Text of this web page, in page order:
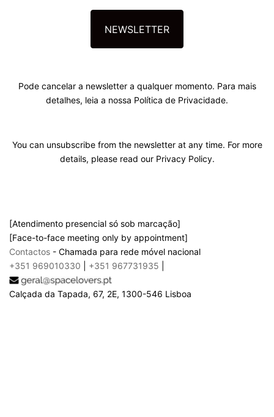
NEWSLETTER
Pode cancelar a newsletter a qualquer momento. Para mais
detalhes, leia a nossa Política de Privacidade.
You can unsubscribe from the newsletter at any time. For more
details, please read our Privacy Policy.
[Atendimento presencial só sob marcação]
[Face-to-face meeting only by appointment]
Contactos - Chamada para rede móvel nacional
+351 969010330
+351 967731935
Calçada da Tapada, 67, 2E, 1300-546 Lisboa